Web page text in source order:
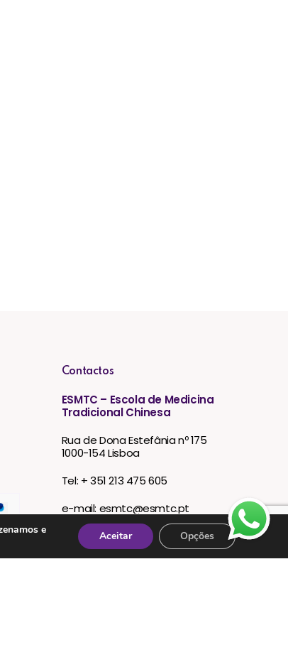
Contactos
ESMTC – Escola de Medicina
Tradicional Chinesa
Rua de Dona Estefânia nº 175
1000-154 Lisboa
Tel: + 351 213 475 605
e-mail: esmtc@esmtc.pt
e
Aceitar Opções